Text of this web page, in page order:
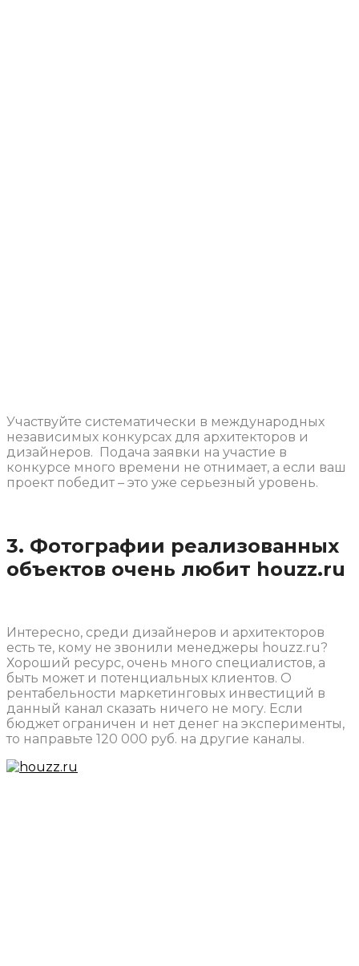
Участвуйте систематически в международных
независимых конкурсах для архитекторов и
дизайнеров. Подача заявки на участие в
конкурсе много времени не отнимает, а если ваш
проект победит – это уже серьезный уровень.
3. Фотографии реализованных
объектов очень любит houzz.ru
Интересно, среди дизайнеров и архитекторов
есть те, кому не звонили менеджеры houzz.ru?
Хороший ресурс, очень много специалистов, а
быть может и потенциальных клиентов. О
рентабельности маркетинговых инвестиций в
данный канал сказать ничего не могу. Если
бюджет ограничен и нет денег на эксперименты,
то направьте 120 000 руб. на другие каналы.